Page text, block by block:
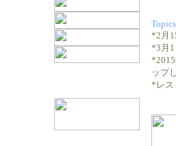
Topics
*2月
*3月1
ップ
*レス